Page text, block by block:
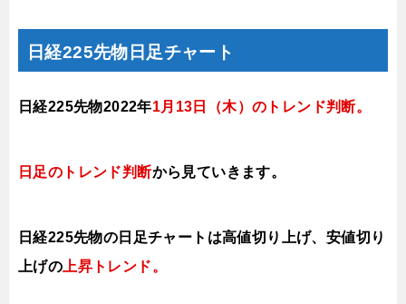
日経225先物日足チャート
日経225先物2022年1月13日（木）のトレンド判断。
日足のトレンド判断から見ていきます。
日経225先物の日足チャートは高値切り上げ、安値切り
上げの 上昇トレンド。